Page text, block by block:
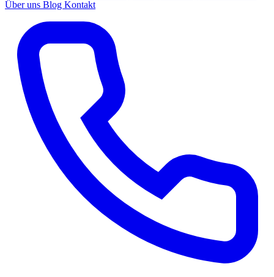
Über uns Blog Kontakt